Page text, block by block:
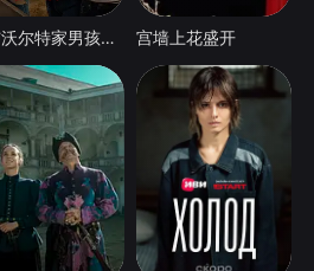
我与沃尔特家男孩的生活 第三季 宫墙上花盛开